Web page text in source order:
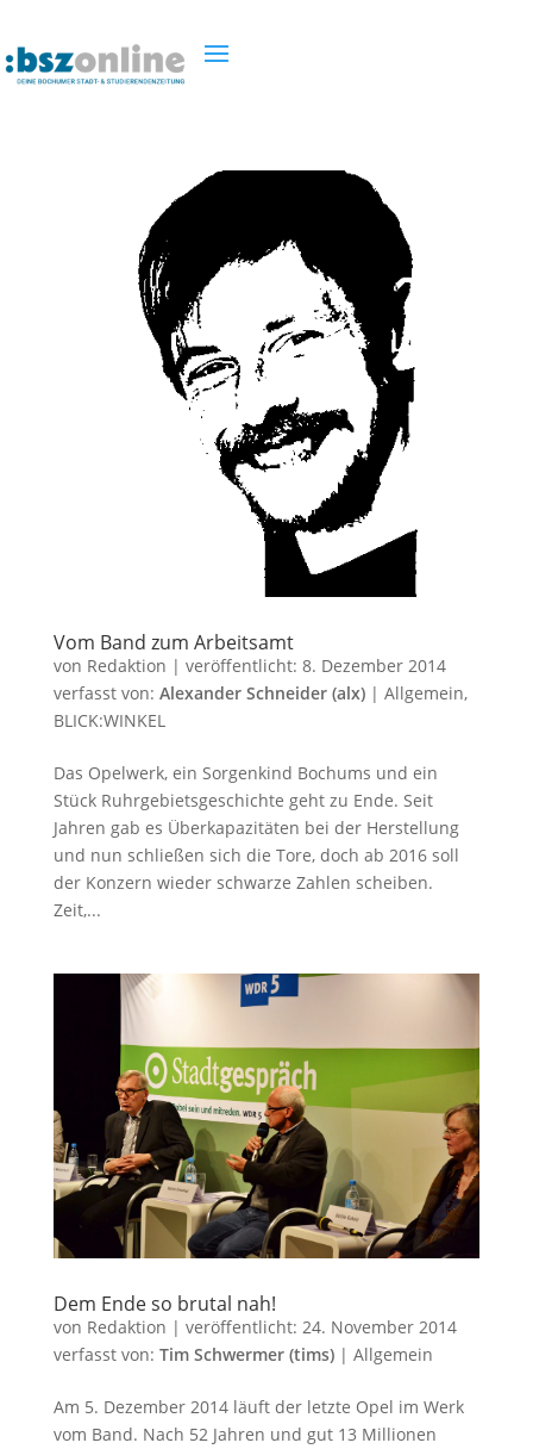
Vom Band zum Arbeitsamt
von Redaktion | veröffentlicht: 8. Dezember 2014
verfasst von: Alexander Schneider (alx)| Allgemein,
BLICK:WINKEL
Das Opelwerk, ein Sorgenkind Bochums und ein
Stück Ruhrgebietsgeschichte geht zu Ende. Seit
Jahren gab es Überkapazitäten bei der Herstellung
und nun schließen sich die Tore, doch ab 2016 soll
der Konzern wieder schwarze Zahlen scheiben.
Zeit,...
Dem Ende so brutal nah!
von Redaktion | veröffentlicht: 24. November 2014
verfasst von: Tim Schwermer (tims)| Allgemein
Am 5. Dezember 2014 läuft der letzte Opel im Werk
vom Band. Nach 52 Jahren und gut 13 Millionen